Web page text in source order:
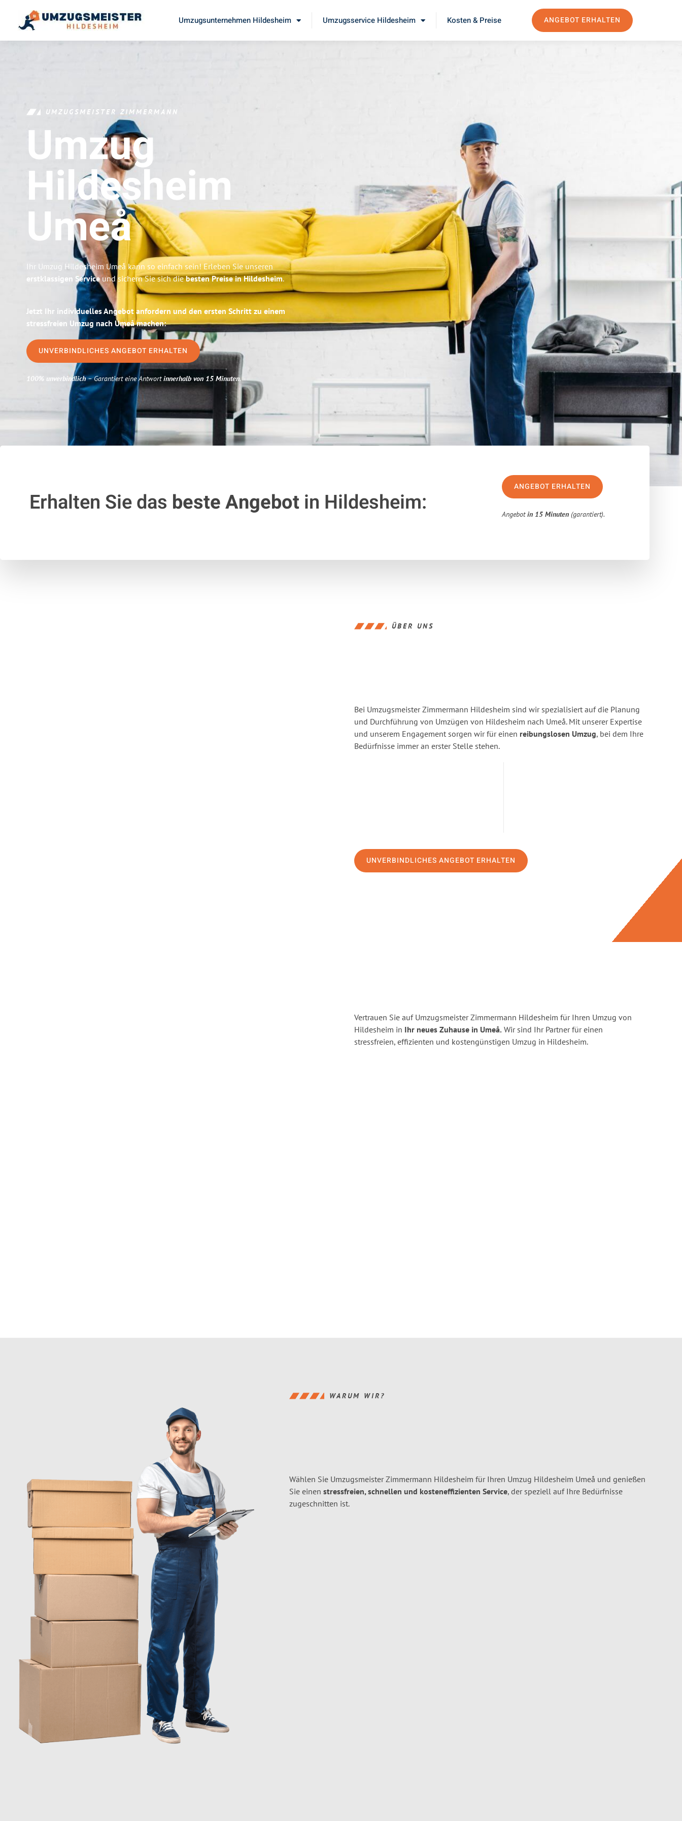
Umzugsunternehmen Hildesheim Umzugsservice Hildesheim Kosten & Preise ANGEBOT ERHALTEN
UMZUGSMEISTER ZIMMERMANN
Umzug
Hildesheim
Umeå
Ihr Umzug Hildesheim Umeå kann so einfach sein! Erleben Sie unseren
erstklassigen Serviceund sichern Sie sich diebesten Preise in Hildesheim.
Jetzt Ihr individuelles Angebot anfordern und den ersten Schritt zu einem
stressfreien Umzug nach Umeå machen:
UNVERBINDLICHES ANGEBOT ERHALTEN
100% unverbindlich– Garantiert eine Antwortinnerhalb von 15 Minuten.
Erhalten Sie das beste Angebotin Hildesheim:
ANGEBOT ERHALTEN
Angebotin 15 Minuten (garantiert).
ÜBER UNS
Bei Umzugsmeister Zimmermann Hildesheim sind wir spezialisiert auf die Planung
und Durchführung von Umzügen von Hildesheim nach Umeå. Mit unserer Expertise
und unserem Engagement sorgen wir für einen reibungslosen Umzug, bei dem Ihre
Bedürfnisse immer an erster Stelle stehen.
UNVERBINDLICHES ANGEBOT ERHALTEN
Vertrauen Sie auf Umzugsmeister Zimmermann Hildesheim für Ihren Umzug von
Hildesheim in Ihr neues Zuhause in Umeå. Wir sind Ihr Partner für einen
stressfreien, effizienten und kostengünstigen Umzug in Hildesheim.
WARUM WIR?
Wählen Sie Umzugsmeister Zimmermann Hildesheim für Ihren Umzug Hildesheim Umeå und genießen
Sie einen stressfreien, schnellen und kosteneffizienten Service, der speziell auf Ihre Bedürfnisse
zugeschnitten ist.